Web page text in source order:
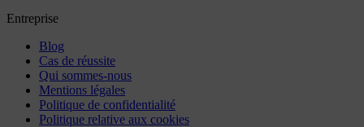
Entreprise
Blog
Cas de réussite
Qui sommes-nous
Mentions légales
Politique de confidentialité
Politique relative aux cookies